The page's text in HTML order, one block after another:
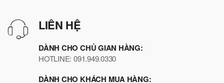
LIÊN HỆ
DÀNH CHO CHỦ GIAN HÀNG:
HOTLINE: 091.949.0330
DÀNH CHO KHÁCH MUA HÀNG: